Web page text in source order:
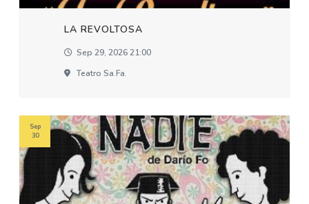
LA REVOLTOSA
Sep 29, 2026 21:00
Teatro Sa.fa.
Sep
30